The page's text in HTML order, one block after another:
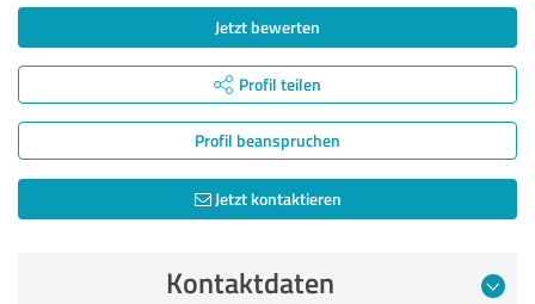
Jetzt bewerten
Profil teilen
Profil beanspruchen
Jetzt kontaktieren
Kontaktdaten